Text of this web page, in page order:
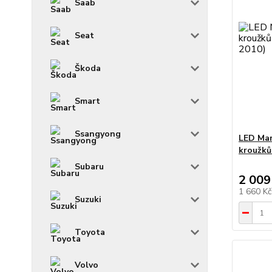
Saab
Seat
Škoda
Smart
Ssangyong
Subaru
Suzuki
Toyota
Volvo
LED
2
1 660